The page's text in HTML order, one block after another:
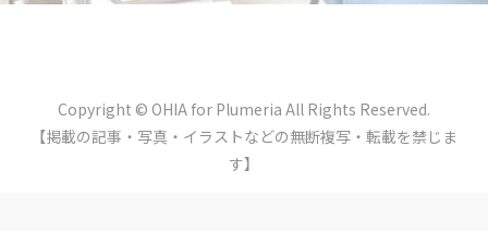
Copyright © OHIA for Plumeria All Rights Reserved.
【掲載の記事・写真・イラストなどの無断複写・転載を禁じま
す】